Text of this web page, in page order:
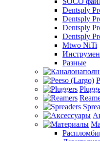
Dentsply
Dentsply
Dentsply
Dentsply
Mtwo NiTi
Разные